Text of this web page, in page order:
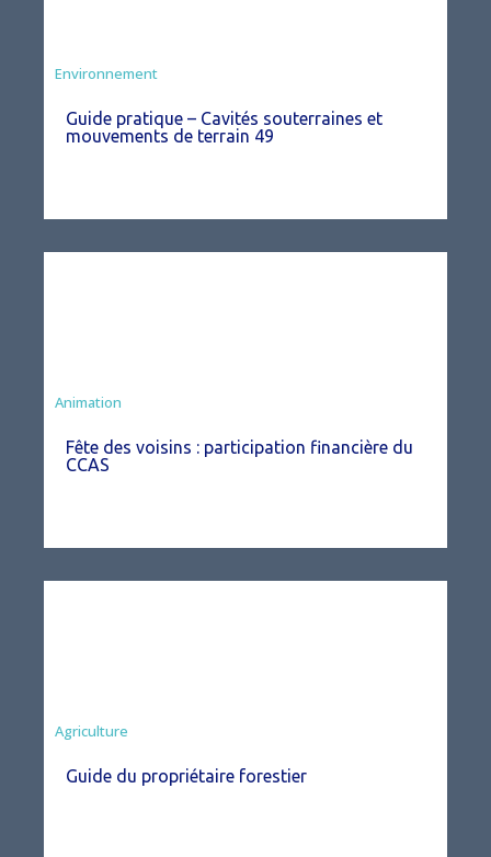
Environnement
Guide pratique – Cavités souterraines et
mouvements de terrain 49
Animation
Fête des voisins : participation financière du
CCAS
Agriculture
Guide du propriétaire forestier